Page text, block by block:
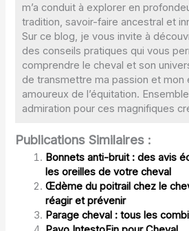
m’a conduit à explorer en
tradition, savoir-faire ancestral et
Sur ce blog, je vous invite à
des conseils pratiques qui vous
comprendre le cheval et son
de transmettre ma passion et mon
amoureux de l’équitation.
admiration pour ces magnifiques
Publications Similaires :
Bonnets anti-bruit : des avis
les oreilles de votre cheval
Œdème du poitrail chez le
réagir et prévenir
Parage cheval : tous les